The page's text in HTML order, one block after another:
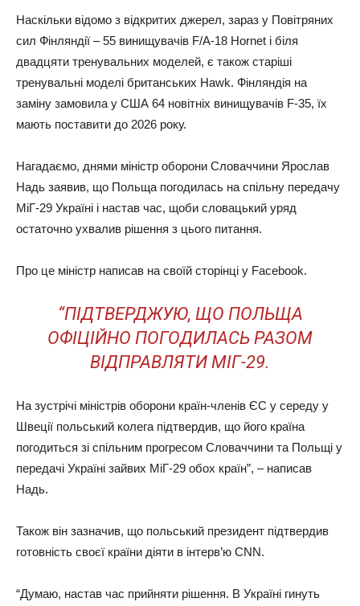
Наскільки відомо з відкритих джерел, зараз у Повітряних
сил Фінляндії – 55 винищувачів F/A-18 Hornet і біля
двадцяти тренувальних моделей, є також старіші
тренувальні моделі британських Hawk. Фінляндія на
заміну замовила у США 64 новітніх винищувачів F-35, їх
мають поставити до 2026 року.
Нагадаємо, днями міністр оборони Словаччини Ярослав
Надь заявив, що Польща погодилась на спільну передачу
МіГ-29 Україні і настав час, щоби словацький уряд
остаточно ухвалив рішення з цього питання.
Про це міністр написав на своїй сторінці у Facebook.
“ПІДТВЕРДЖУЮ, ЩО ПОЛЬЩА
ОФІЦІЙНО ПОГОДИЛАСЬ РАЗОМ
ВІДПРАВЛЯТИ МІГ-29.
На зустрічі міністрів оборони країн-членів ЄС у середу у
Швеції польський колега підтвердив, що його країна
погодиться зі спільним прогресом Словаччини та Польщі у
передачі Україні зайвих МіГ-29 обох країн”, – написав
Надь.
Також він зазначив, що польський президент підтвердив
готовність своєї країни діяти в інтерв’ю CNN.
“Думаю, настав час прийняти рішення. В Україні гинуть